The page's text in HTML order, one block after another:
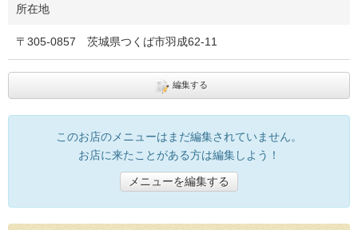
所在地
〒 305-0857 茨城県つくば市羽成62-11
編集する
このお店のメニューはまだ編集されていません。
お店に来たことがある方は編集しよう！
メニューを編集する